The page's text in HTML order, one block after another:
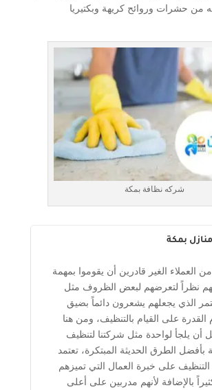
من حشرات وروائح كريهة وبكتيريا
شركه نظافة بمكة
بمكة
العملاء الغير قادرين أن يقوموا بمهمة
نظراً لتعرضهم لبعض الظروف مثل
الذي يجعلهم يشعرون دائماً بضيق
على القيام بالتنظيف، ومن هنا
أن يلجأ لواحدة مثل شركتنا لتنظيف
بأفضل الطرق الحديثة المبتكرة، تعتمد
على خبرة العمال التي تميزهم
بالإضافة لأنهم مدربين على أعلى